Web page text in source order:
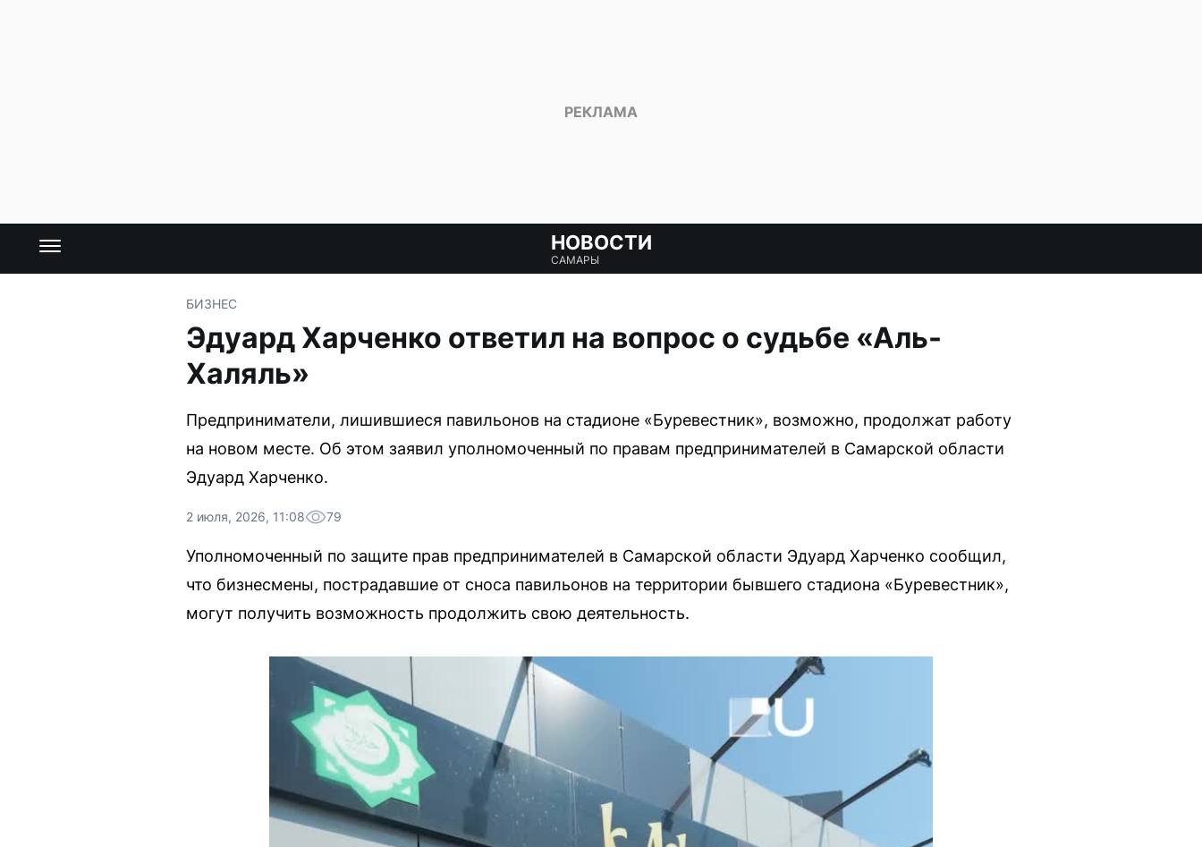
НОВОСТИ
САМАРЫ
БИЗНЕС
Эдуард Харченко ответил на вопрос о судьбе «Аль-
Халяль»
Предприниматели, лишившиеся павильонов на стадионе «Буревестник», возможно, продолжат работу
на новом месте. Об этом заявил уполномоченный по правам предпринимателей в Самарской области
Эдуард Харченко.
2 июля, 2026, 11:08 79
Уполномоченный по защите прав предпринимателей в Самарской области Эдуард Харченко сообщил,
что бизнесмены, пострадавшие от сноса павильонов на территории бывшего стадиона «Буревестник»,
могут получить возможность продолжить свою деятельность.